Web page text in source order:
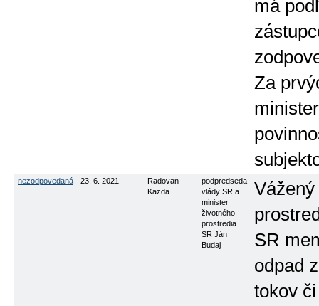
má
Za
nezodpovedaná 23. 6. 2021
Radovan
Kazda
podpredseda
vlády SR a
minister
životného
prostredia
SR Ján
Budaj
SR
odpad
tokov